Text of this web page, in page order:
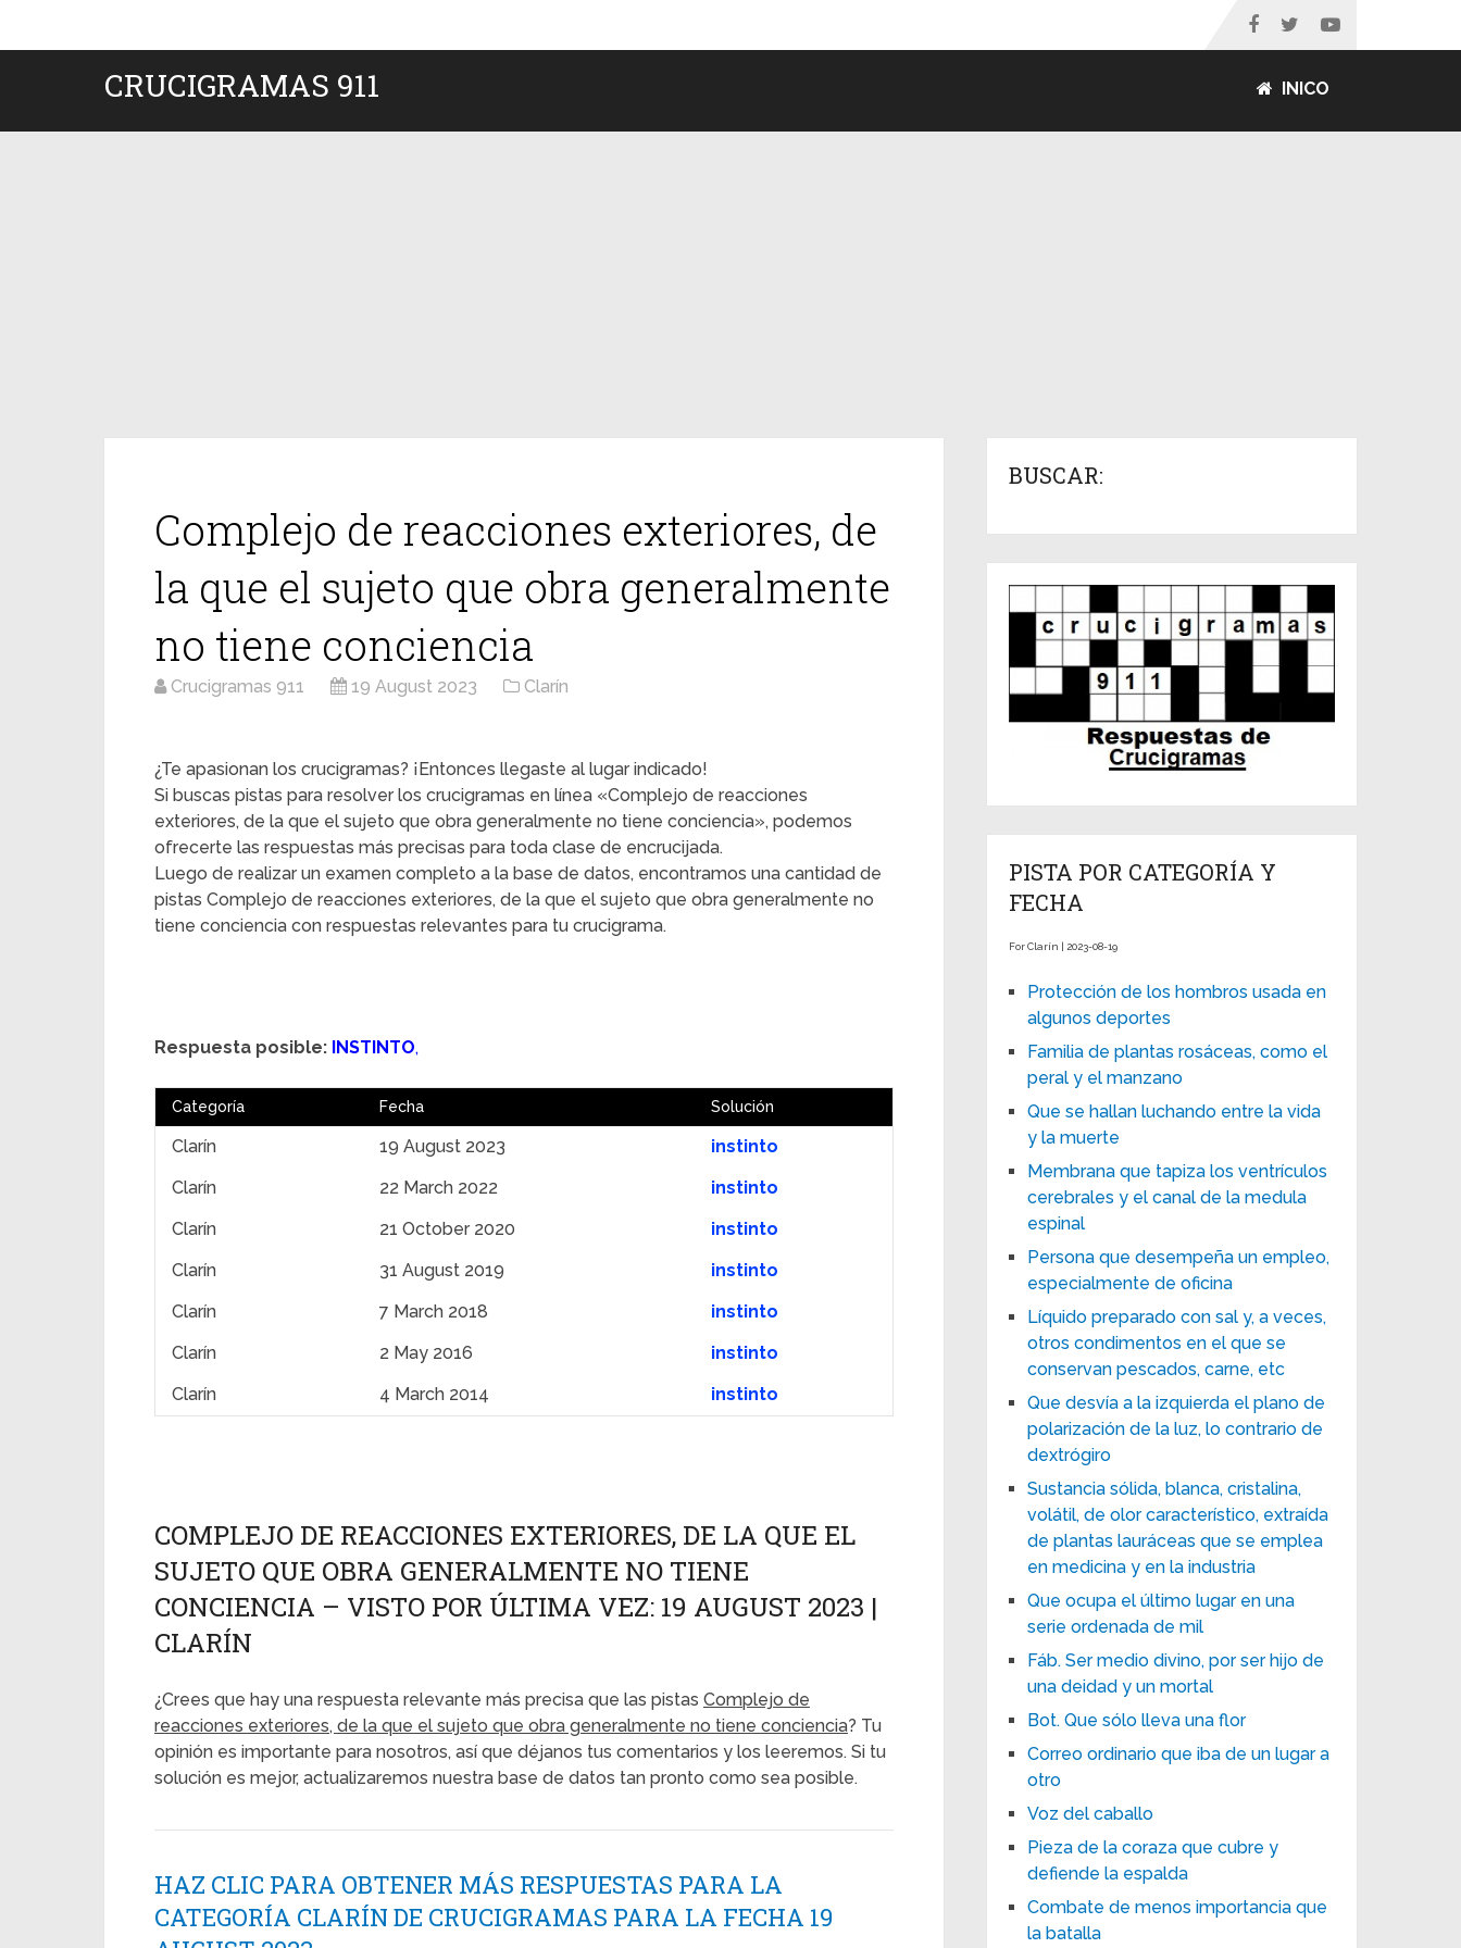
CRUCIGRAMAS 911 INICO
Complejo de reacciones exteriores, de
la que el sujeto que obra generalmente
no tiene conciencia
Crucigramas 911 19 August 2023 Clarín
¿Te apasionan los crucigramas? ¡Entonces llegaste al lugar indicado!
Si buscas pistas para resolver los crucigramas en línea «Complejo de reacciones
exteriores, de la que el sujeto que obra generalmente no tiene conciencia», podemos
ofrecerte las respuestas más precisas para toda clase de encrucijada.
Luego de realizar un examen completo a la base de datos, encontramos una cantidad de
pistas Complejo de reacciones exteriores, de la que el sujeto que obra generalmente no
tiene conciencia con respuestas relevantes para tu crucigrama.
Respuesta posible: INSTINTO,
Categoría Fecha Solución
Clarín 19 August 2023
instinto
Clarín
22 March 2022
instinto
Clarín
21 October 2020
instinto
Clarín
31 August 2019
instinto
Clarín
7 March 2018
instinto
Clarín
2 May 2016
instinto
Clarín
4 March 2014 instinto
COMPLEJO DE REACCIONES EXTERIORES, DE LA QUE EL
SUJETO QUE OBRA GENERALMENTE NO TIENE
CONCIENCIA – VISTO POR ÚLTIMA VEZ: 19 AUGUST 2023 |
CLARÍN
¿Crees que hay una respuesta relevante más precisa que las pistas Complejo de
reacciones exteriores, de la que el sujeto que obra generalmente no tiene conciencia? Tu
opinión es importante para nosotros, así que déjanos tus comentarios y los leeremos. Si tu
solución es mejor, actualizaremos nuestra base de datos tan pronto como sea posible.
HAZ CLIC PARA OBTENER MÁS RESPUESTAS PARA LA
CATEGORÍA CLARÍN DE CRUCIGRAMAS PARA LA FECHA 19
BUSCAR:
PISTA POR CATEGORÍA Y
FECHA
For Clarín | 2023-08-19
Protección de los hombros usada en
algunos deportes
Familia de plantas rosáceas, como el
peral y el manzano
Que se hallan luchando entre la vida
y la muerte
Membrana que tapiza los ventrículos
cerebrales y el canal de la medula
espinal
Persona que desempeña un empleo,
especialmente de oficina
Líquido preparado con sal y, a veces,
otros condimentos en el que se
conservan pescados, carne, etc
Que desvía a la izquierda el plano de
polarización de la luz, lo contrario de
dextrógiro
Sustancia sólida, blanca, cristalina,
volátil, de olor característico, extraída
de plantas lauráceas que se emplea
en medicina y en la industria
Que ocupa el último lugar en una
serie ordenada de mil
Fáb. Ser medio divino, por ser hijo de
una deidad y un mortal
Bot. Que sólo lleva una flor
Correo ordinario que iba de un lugar a
otro
Voz del caballo
Pieza de la coraza que cubre y
defiende la espalda
Combate de menos importancia que
la batalla